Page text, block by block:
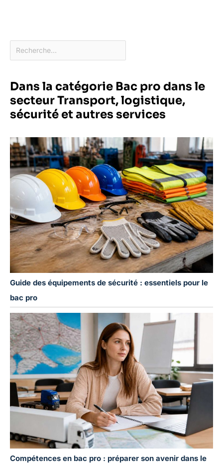
Dans la catégorie Bac pro dans le
secteur Transport, logistique,
sécurité et autres services
Guide des équipements de sécurité : essentiels pour le
bac pro
Compétences en bac pro : préparer son avenir dans le